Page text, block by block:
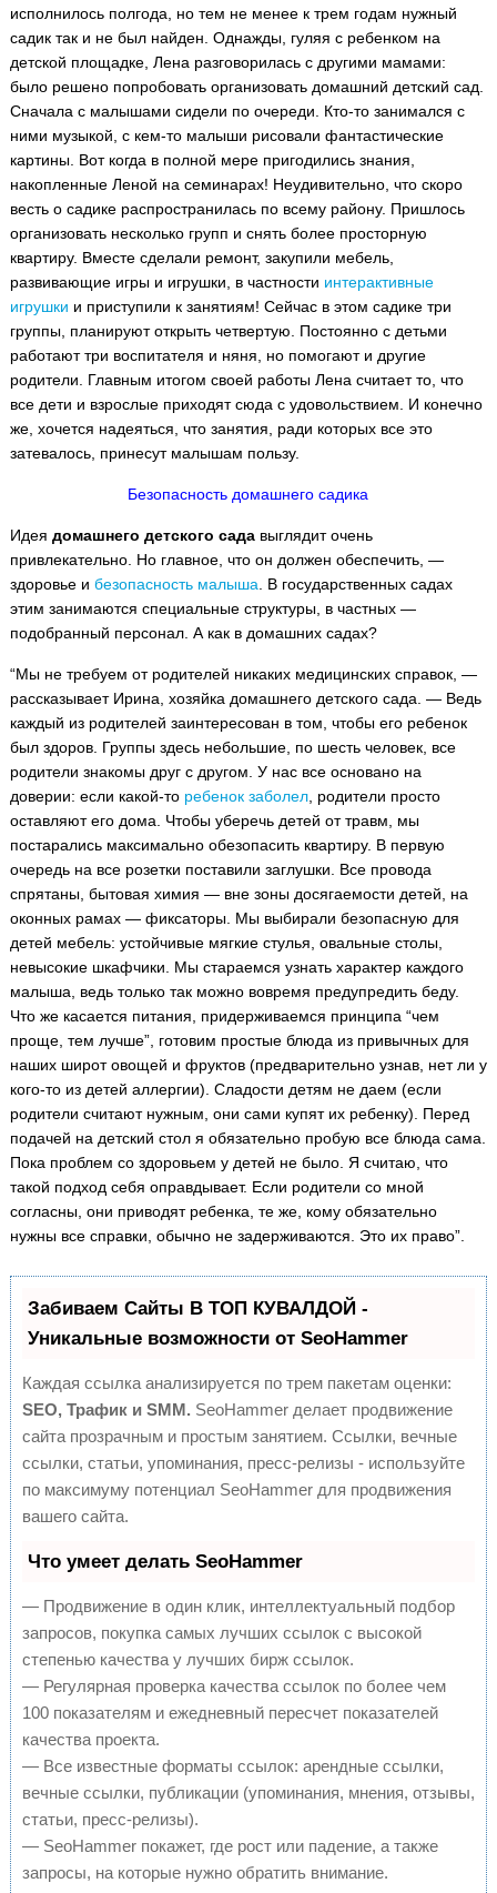
исполнилось полгода, но тем не менее к трем годам нужный
садик так и не был найден. Однажды, гуляя с ребенком на
детской площадке, Лена разговорилась с другими мамами:
было решено попробовать организовать домашний детский сад.
Сначала с малышами сидели по очереди. Кто-то занимался с
ними музыкой, с кем-то малыши рисовали фантастические
картины. Вот когда в полной мере пригодились знания,
накопленные Леной на семинарах! Неудивительно, что скоро
весть о садике распространилась по всему району. Пришлось
организовать несколько групп и снять более просторную
квартиру. Вместе сделали ремонт, закупили мебель,
развивающие игры и игрушки, в частности интерактивные
игрушки и приступили к занятиям! Сейчас в этом садике три
группы, планируют открыть четвертую. Постоянно с детьми
работают три воспитателя и няня, но помогают и другие
родители. Главным итогом своей работы Лена считает то, что
все дети и взрослые приходят сюда с удовольствием. И конечно
же, хочется надеяться, что занятия, ради которых все это
затевалось, принесут малышам пользу.
Безопасность домашнего садика
Идея домашнего детского садавыглядит очень
привлекательно. Но главное, что он должен обеспечить, —
здоровье и безопасность малыша . В государственных садах
этим занимаются специальные структуры, в частных —
подобранный персонал. А как в домашних садах?
“Мы не требуем от родителей никаких медицинских справок, —
рассказывает Ирина, хозяйка домашнего детского сада. — Ведь
каждый из родителей заинтересован в том, чтобы его ребенок
был здоров. Группы здесь небольшие, по шесть человек, все
родители знакомы друг с другом. У нас все основано на
доверии: если какой-то ребенок заболел, родители просто
оставляют его дома. Чтобы уберечь детей от травм, мы
постарались максимально обезопасить квартиру. В первую
очередь на все розетки поставили заглушки. Все провода
спрятаны, бытовая химия — вне зоны досягаемости детей, на
оконных рамах — фиксаторы. Мы выбирали безопасную для
детей мебель: устойчивые мягкие стулья, овальные столы,
невысокие шкафчики. Мы стараемся узнать характер каждого
малыша, ведь только так можно вовремя предупредить беду.
Что же касается питания, придерживаемся принципа “чем
проще, тем лучше”, готовим простые блюда из привычных для
наших широт овощей и фруктов (предварительно узнав, нет ли у
кого-то из детей аллергии). Сладости детям не даем (если
родители считают нужным, они сами купят их ребенку). Перед
подачей на детский стол я обязательно пробую все блюда сама.
Пока проблем со здоровьем у детей не было. Я считаю, что
такой подход себя оправдывает. Если родители со мной
согласны, они приводят ребенка, те же, кому обязательно
нужны все справки, обычно не задерживаются. Это их право”.
Забиваем Сайты В ТОП КУВАЛДОЙ -
Уникальные возможности от SeoHammer
Каждая ссылка анализируется по трем пакетам оценки:
SEO, Трафик и SMM. SeoHammer делает продвижение
сайта прозрачным и простым занятием. Ссылки, вечные
ссылки, статьи, упоминания, пресс-релизы - используйте
по максимуму потенциал SeoHammer для продвижения
вашего сайта.
Что умеет делать SeoHammer
— Продвижение в один клик, интеллектуальный подбор
запросов, покупка самых лучших ссылок с высокой
степенью качества у лучших бирж ссылок.
— Регулярная проверка качества ссылок по более чем
100 показателям и ежедневный пересчет показателей
качества проекта.
— Все известные форматы ссылок: арендные ссылки,
вечные ссылки, публикации (упоминания, мнения, отзывы,
статьи, пресс-релизы).
— SeoHammer покажет, где рост или падение, а также
запросы, на которые нужно обратить внимание.